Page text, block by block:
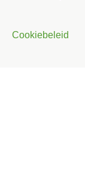
Cookiebeleid